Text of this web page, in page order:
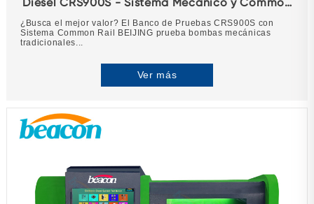
Diésel CRS900S - Sistema Mecánico y Common
Rail
¿Busca el mejor valor? El Banco de Pruebas CRS900S con
Sistema Common Rail BEIJING prueba bombas mecánicas
tradicionales...
Ver más